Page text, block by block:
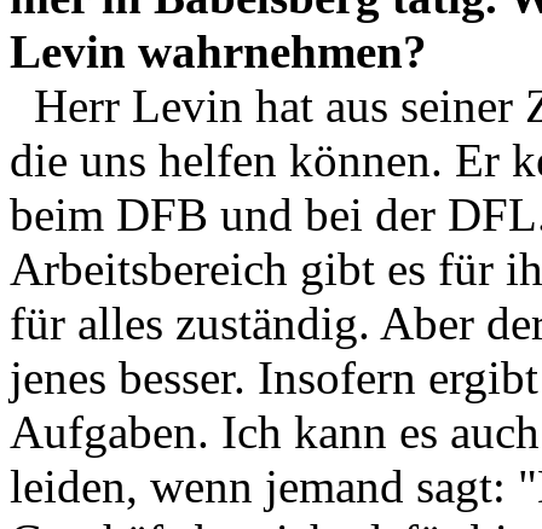
Levin wahrnehmen?
Herr Levin hat aus
die uns helfen können. Er
beim DFB und bei der
Arbeitsbereich gibt es für
für alles zuständig. Aber
jenes besser. Insofern
Aufgaben. Ich kann es
leiden, wenn jemand sagt: